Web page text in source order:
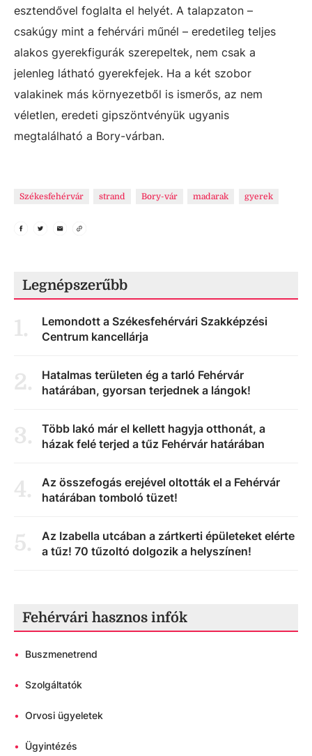
esztendővel foglalta el helyét. A talapzaton –
csakúgy mint a fehérvári műnél – eredetileg teljes
alakos gyerekfigurák szerepeltek, nem csak a
jelenleg látható gyerekfejek. Ha a két szobor
valakinek más környezetből is ismerős, az nem
véletlen, eredeti gipszöntvényük ugyanis
megtalálható a Bory-várban.
Székesfehérvár strand Bory-vár madarak gyerek
Legnépszerűbb
1.
Lemondott a Székesfehérvári Szakképzési
Centrum kancellárja
2.
Hatalmas területen ég a tarló Fehérvár
határában, gyorsan terjednek a lángok!
3.
Több lakó már el kellett hagyja otthonát, a
házak felé terjed a tűz Fehérvár határában
4.
Az összefogás erejével oltották el a Fehérvár
határában tomboló tüzet!
5.
Az Izabella utcában a zártkerti épületeket elérte
a tűz! 70 tűzoltó dolgozik a helyszínen!
Fehérvári hasznos infók
• Buszmenetrend
• Szolgáltatók
• Orvosi ügyeletek
• Ügyintézés